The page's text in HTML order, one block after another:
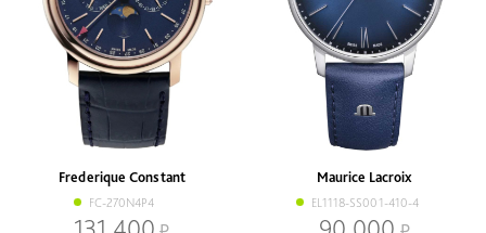
Frederique Constant
FC-270N4P4
Maurice Lacroix
EL1118-SS001-410-4